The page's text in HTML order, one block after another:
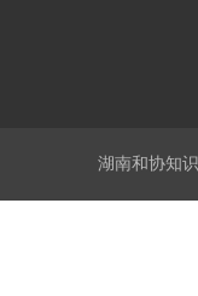
湖南和协知